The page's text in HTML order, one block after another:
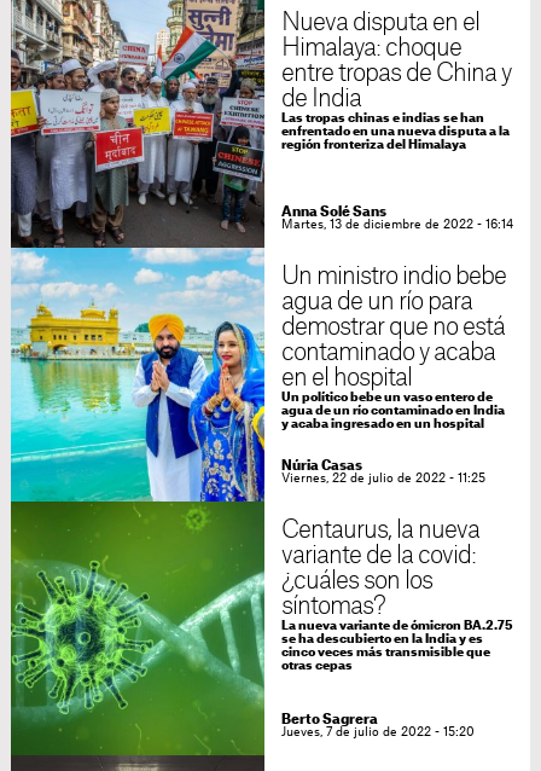
Nueva disputa en el
Himalaya: choque
entre tropas de China y
de India
Las tropas chinas e indias se han
enfrentado en una nueva disputa a la
región fronteriza del Himalaya
Anna Solé Sans
Martes, 13 de diciembre de 2022 - 16:14
Un ministro indio bebe
agua de un río para
demostrar que no está
contaminado y acaba
en el hospital
Un político bebe un vaso entero de
agua de un río contaminado en India
y acaba ingresado en un hospital
Núria Casas
Viernes, 22 de julio de 2022 - 11:25
Centaurus, la nueva
variante de la covid:
¿cuáles son los
síntomas?
La nueva variante de ómicron BA.2.75
se ha descubierto en la India y es
cinco veces más transmisible que
otras cepas
Berto Sagrera
Jueves, 7 de julio de 2022 - 15:20